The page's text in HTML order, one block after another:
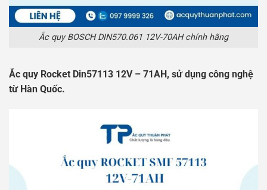
Ắc quy BOSCH DIN570.061 12V-70AH chính hãng
Ắc quy Rocket Din57113 12V – 71AH, sử dụng công nghệ
từ Hàn Quốc.